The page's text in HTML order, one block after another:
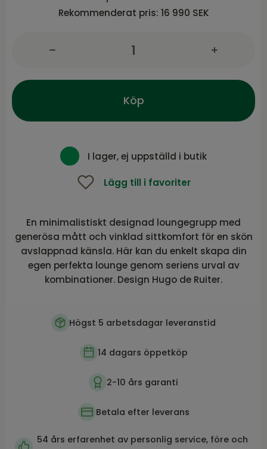
Rekommenderat pris: 16 990 SEK
Köp
I lager, ej uppställd i butik
Lägg till i favoriter
En minimalistiskt designad loungegrupp med
generösa mått och vinklad sittkomfort för en skön
avslappnad känsla. Här kan du enkelt skapa din
egen perfekta lounge genom seriens urval av
kombinationer. Design Hugo de Ruiter.
Högst 5 arbetsdagar leveranstid
14 dagars öppetköp
2-10 års garanti
Betala efter leverans
54 års erfarenhet av personlig service, före och